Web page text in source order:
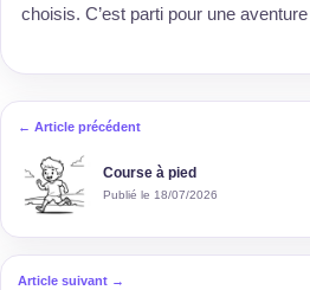
choisis. C’est parti pour une
← Article précédent
Course à pied
Publié le 18/07/2026
Article suivant →